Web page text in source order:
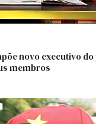
novo executivo
membros